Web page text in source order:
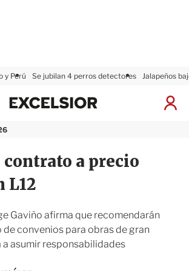
y Perú Se jubilan 4 perros detectores Jalapeños
I
x
i
contrato a precio
L12
Gaviño afirma que recomendarán
convenios para obras de gran
a asumir responsabilidades